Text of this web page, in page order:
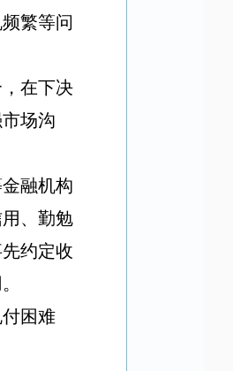
繁等问
在下决
场沟
融机构
、勤勉
约定收
困难